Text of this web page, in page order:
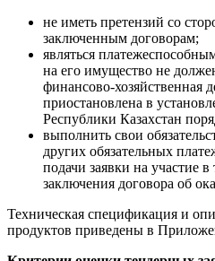
не иметь претензий со
заключенным договорам;
являться
на его имущество не
финансово-хозяйственная
приостановлена в
Республики Казахстан
выполнить свои
других обязательных
подачи заявки на участие
заключения договора об
Техническая спецификация и
продуктов приведены в